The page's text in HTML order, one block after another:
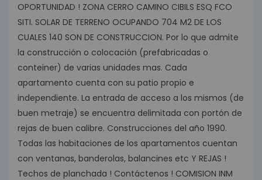
OPORTUNIDAD ! ZONA CERRO CAMINO CIBILS ESQ FCO
SITI. SOLAR DE TERRENO OCUPANDO 704 M2 DE LOS
CUALES 140 SON DE CONSTRUCCION. Por lo que admite
la construcción o colocación (prefabricadas o
conteiner) de varias unidades mas. Cada
apartamento cuenta con su patio propio e
independiente. La entrada de acceso a los mismos (de
buen metraje) se encuentra delimitada con portón de
rejas de buen calibre. Construcciones del año 1990.
Todas las habitaciones de los apartamentos cuentan
con ventanas, banderolas, balancines etc Y REJAS !
Techos de planchada ! Contáctenos ! COMISION INM